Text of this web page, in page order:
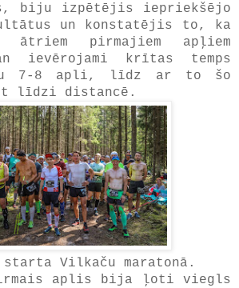
biju izpētējis iepriekšējo
un konstatējis to, ka
pirmajiem apļiem
ievērojami krītas temps
7-8 apli, līdz ar to šo
līdzi distancē.
Vilkaču maratonā.
aplis bija ļoti viegls